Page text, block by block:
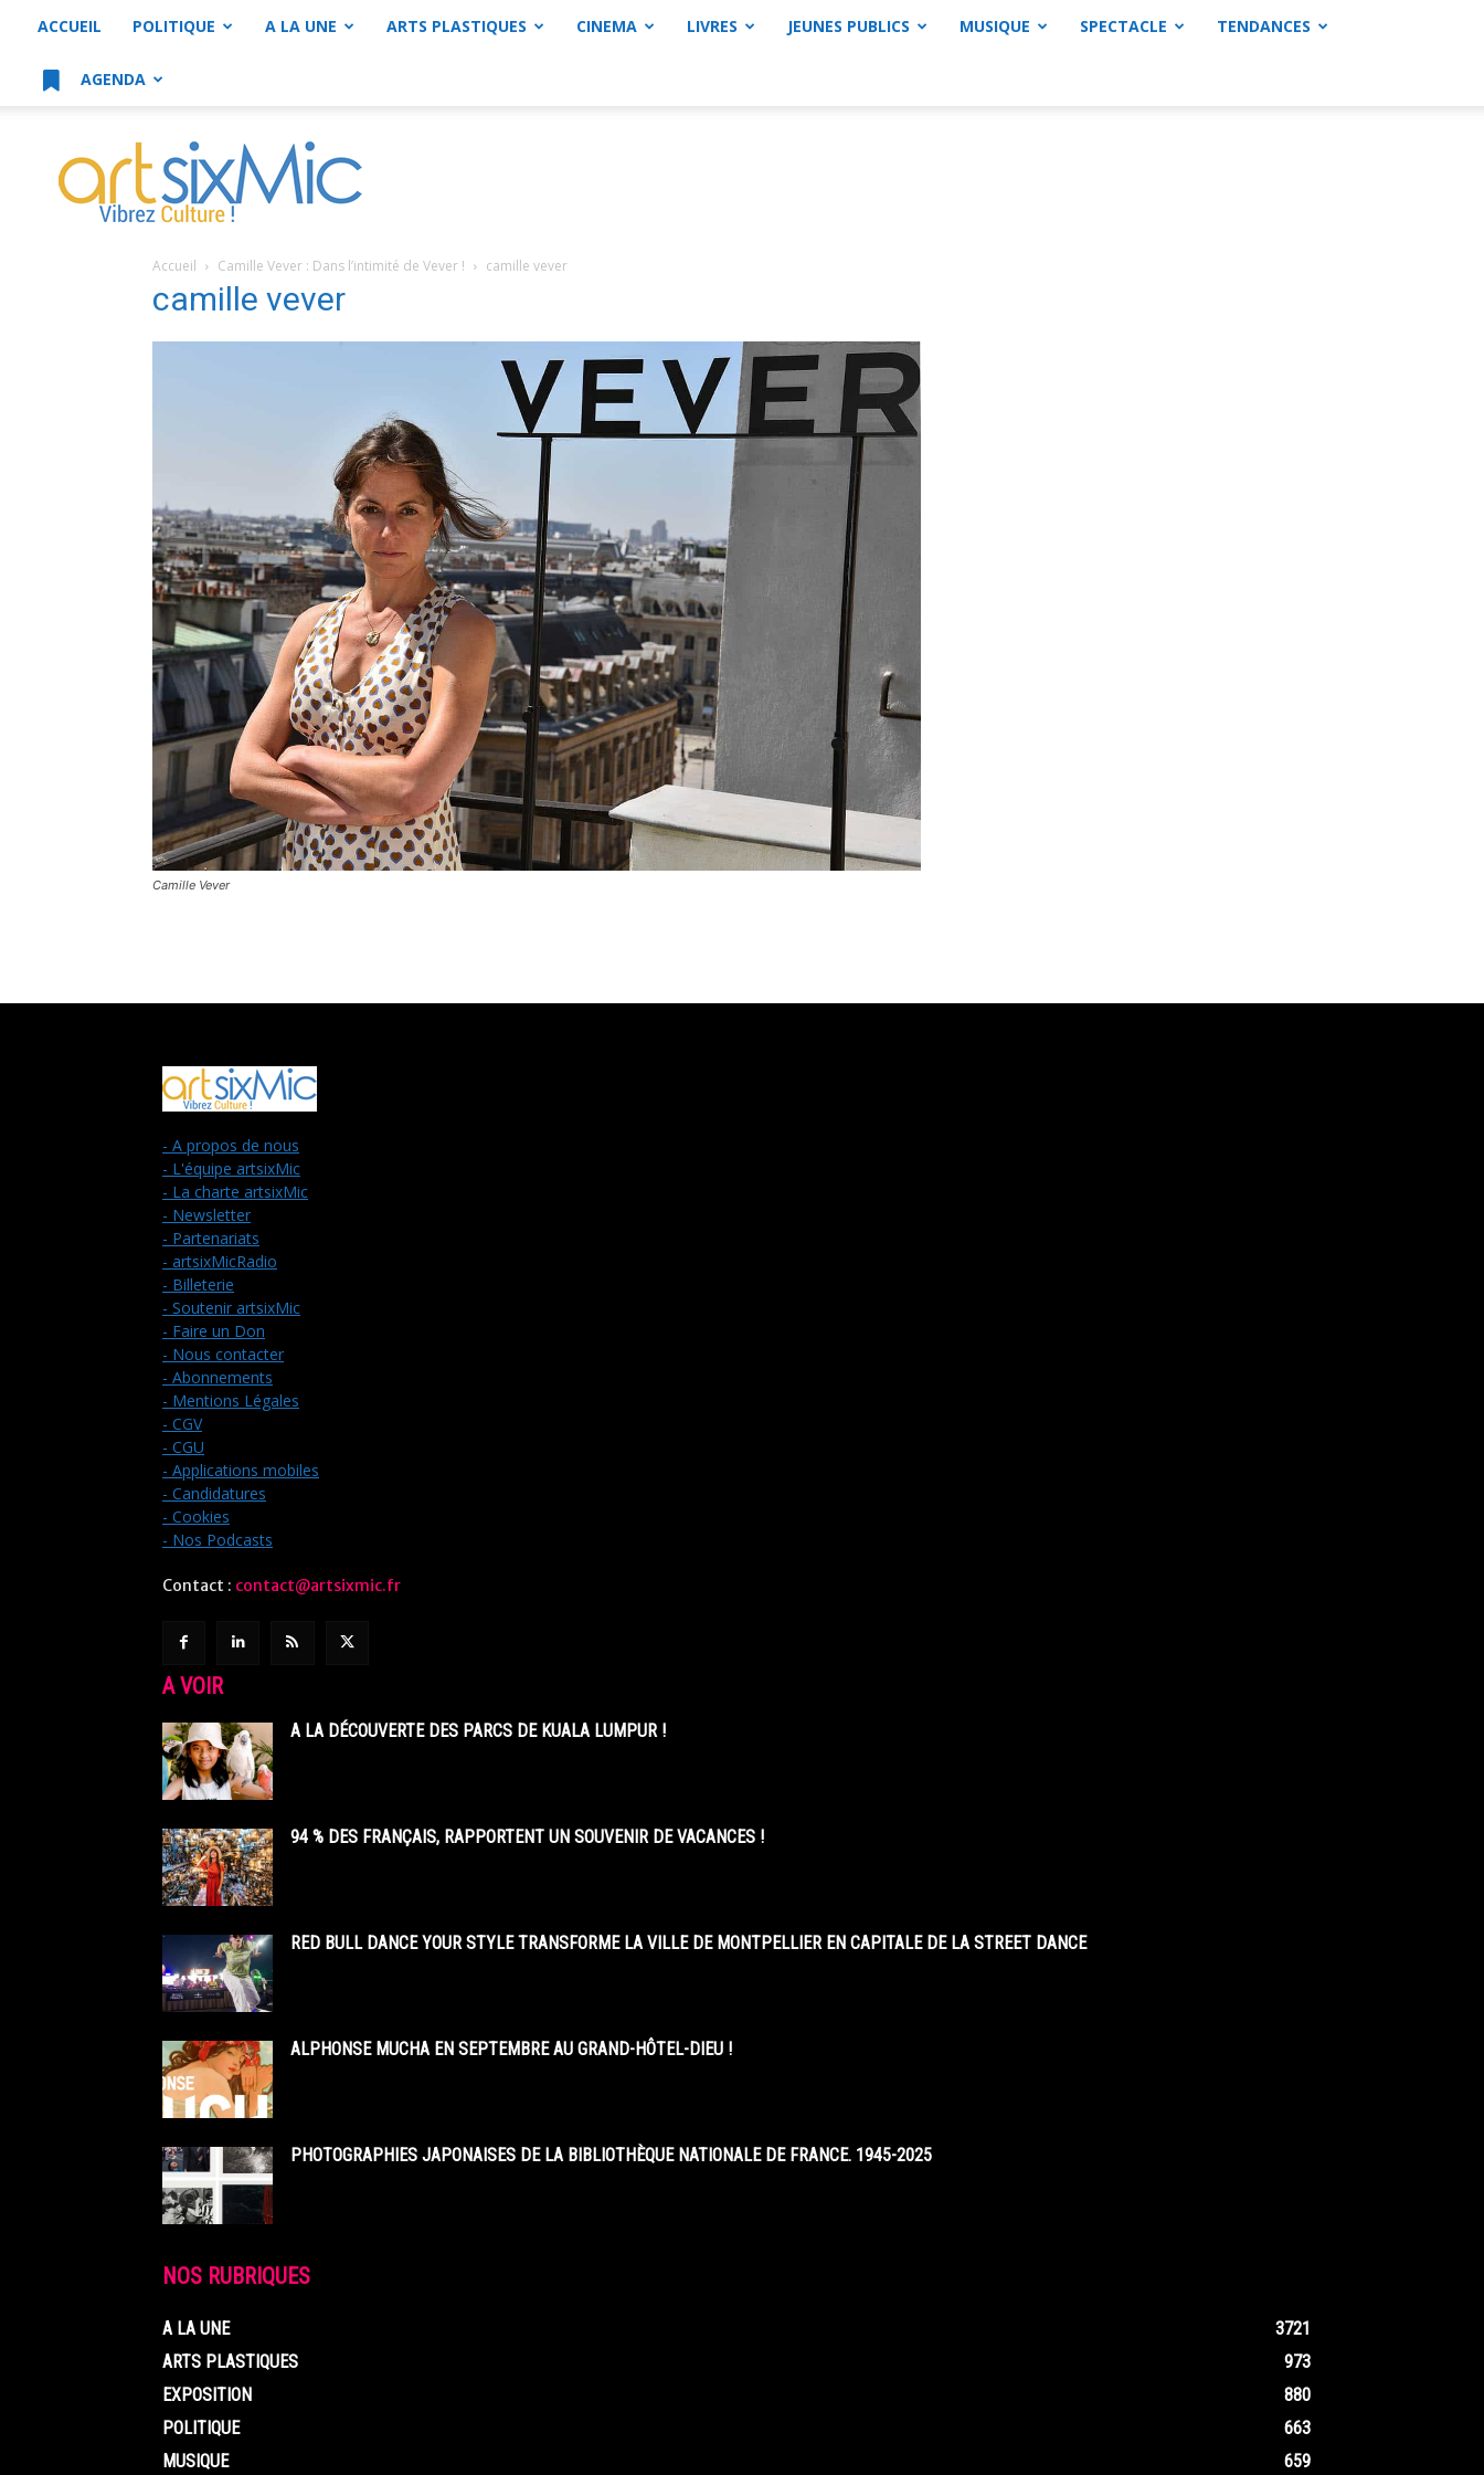
ACCUEIL POLITIQUE A LA UNE ARTS PLASTIQUES CINEMA LIVRES JEUNES PUBLICS MUSIQUE SPECTACLE TENDANCES
AGENDA
artsixMic
Accueil Camille Vever : Dans l’intimité de Vever ! camille vever
camille vever
Camille Vever
- A propos de nous
- L'équipe artsixMic
- La charte artsixMic
- Newsletter
- Partenariats
- artsixMicRadio
- Billeterie
- Soutenir artsixMic
- Faire un Don
- Nous contacter
- Abonnements
- Mentions Légales
- CGV
- CGU
- Applications mobiles
- Candidatures
- Cookies
- Nos Podcasts
Contact : contact@artsixmic.fr
A VOIR
A LA DÉCOUVERTE DES PARCS DE KUALA LUMPUR !
94 % DES FRANÇAIS, RAPPORTENT UN SOUVENIR DE VACANCES !
RED BULL DANCE YOUR STYLE TRANSFORME LA VILLE DE MONTPELLIER EN CAPITALE DE LA STREET DANCE
ALPHONSE MUCHA EN SEPTEMBRE AU GRAND-HÔTEL-DIEU !
PHOTOGRAPHIES JAPONAISES DE LA BIBLIOTHÈQUE NATIONALE DE FRANCE. 1945-2025
NOS RUBRIQUES
A LA UNE
3721
ARTS PLASTIQUES
973
EXPOSITION
880
POLITIQUE
663
MUSIQUE
659